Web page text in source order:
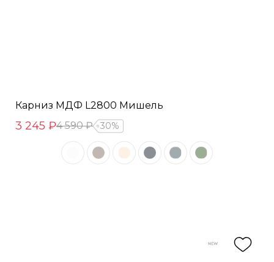
Карниз МДФ L2800 Мишель
3 245 ₽4 590 ₽ 30%